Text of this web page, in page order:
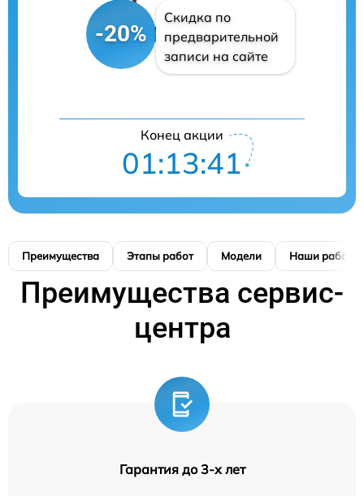
-20%
Скидка по
предварительной
записи на сайте
Конец акции
01:13:41
Преимущества Этапы работ Модели Наши работы
Преимущества сервис-
центра
Гарантия до 3-х лет